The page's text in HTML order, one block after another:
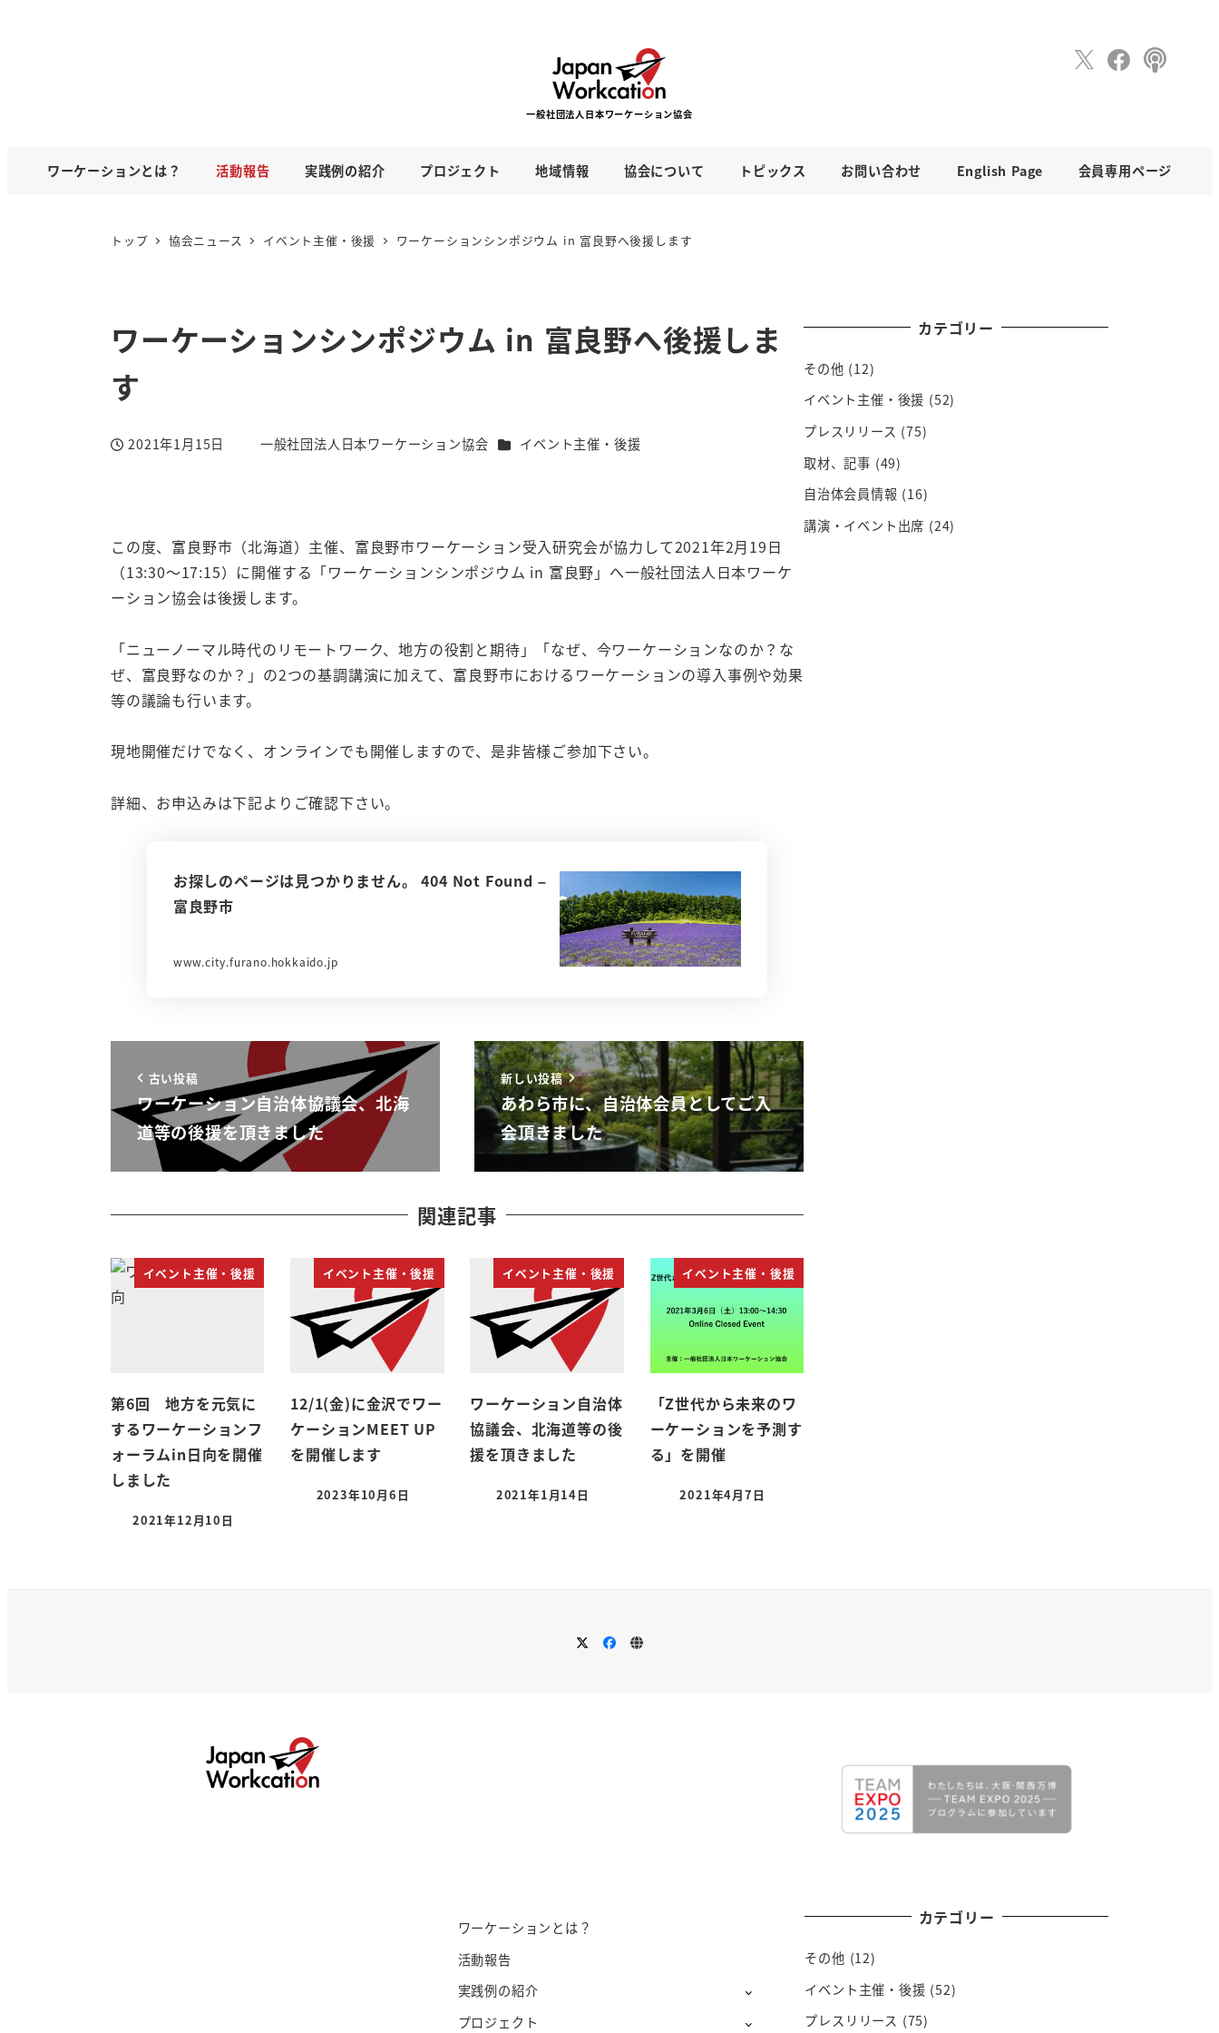
ワーケーションとは？ 活動報告 実践例の紹介 プロジェクト 地域情報 協会について トピックス お問い合わせ English Page 会員専用ページ
トップ 協会ニュース イベント主催・後援 ワーケーションシンポジウム in 富良野へ後援します
ワーケーションシンポジウム in 富良野へ後援しま
す
投稿日
2021年1月15日 一般社団法人日本ワーケーション協会 カテゴリー
イベント主催・後援
この度、富良野市（北海道）主催、富良野市ワーケーション受入研究会が協力して2021年2月19日
（13:30～17:15）に開催する「ワーケーションシンポジウム in 富良野」へ一般社団法人日本ワーケ
ーション協会は後援します。
「ニューノーマル時代のリモートワーク、地方の役割と期待」「なぜ、今ワーケーションなのか？な
ぜ、富良野なのか？」の2つの基調講演に加えて、富良野市におけるワーケーションの導入事例や効果
等の議論も行います。
現地開催だけでなく、オンラインでも開催しますので、是非皆様ご参加下さい。
詳細、お申込みは下記よりご確認下さい。
お探しのページは見つかりません。 404 Not Found –
富良野市
www.city.furano.hokkaido.jp
古い投稿
ワーケーション自治体協議会、北海
道等の後援を頂きました
新しい投稿
あわら市に、自治体会員としてご入
会頂きました
関連記事
イベント主催・後援
第6回 地方を元気に
するワーケーションフ
ォーラムin日向を開催
しました
2021年12月10日
イベント主催・後援
12/1(金)に金沢でワー
ケーションMEET UP
を開催します
2023年10月6日
イベント主催・後援
ワーケーション自治体
協議会、北海道等の後
援を頂きました
2021年1月14日
イベント主催・後援
「Z世代から未来のワ
ーケーションを予測す
る」を開催
2021年4月7日
カテゴリー
その他 (12)
イベント主催・後援 (52)
プレスリリース (75)
取材、記事 (49)
自治体会員情報 (16)
講演・イベント出席 (24)
ワーケーションとは？
活動報告
実践例の紹介
プロジェクト
カテゴリー
その他 (12)
イベント主催・後援 (52)
プレスリリース (75)